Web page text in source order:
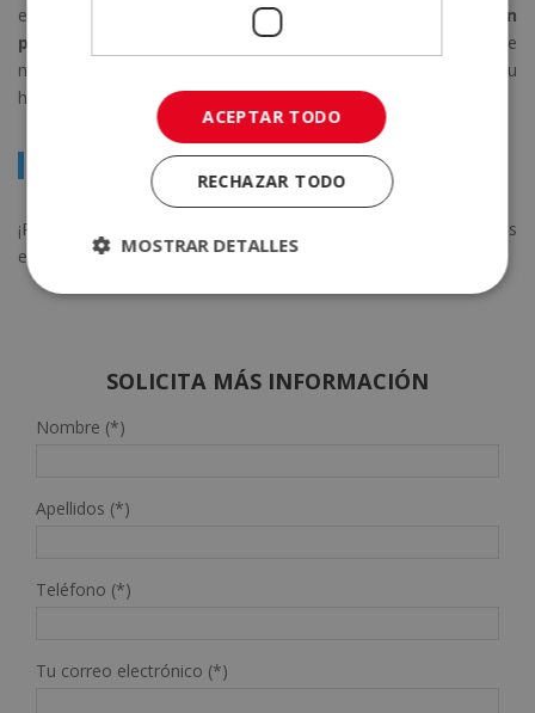
edición sonora con la
certificación de experto en
producción musical
que te ofrece escuela ELBS. A través de
nuestra formación podrás ir un paso más allá y hacer de tu
hobby una vocación en toda regla.
Certificación Experto en Sonido y Producción Musical
¡Pide más información y da el siguiente paso para enfocar tus
esfuerzos y tu tiempo a lo que de verdad te apasiona!
SOLICITA MÁS INFORMACIÓN
Nombre (*)
Apellidos (*)
Teléfono (*)
Tu correo electrónico (*)
ACEPTAR TODO
RECHAZAR TODO
MOSTRAR DETALLES